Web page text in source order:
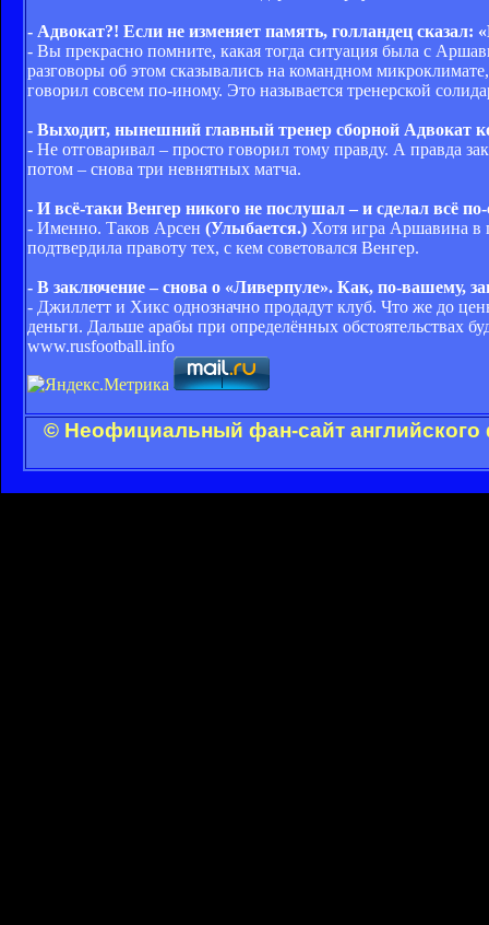
- Адвокат?! Если не изменяет память, голландец сказал:
- Вы прекрасно помните, какая тогда ситуация была с
разговоры об этом сказывались на командном
говорил совсем по-иному. Это называется тренерской
- Выходит, нынешний главный тренер сборной Адвокат
- Не отговаривал – просто говорил тому правду. А правда
потом – снова три невнятных матча.
- И всё-таки Венгер никого не послушал – и сделал всё по-
- Именно. Таков Арсен (Улыбается.) Хотя игра Аршавина в
подтвердила правоту тех, с кем советовался Венгер.
- В заключение – снова о «Ливерпуле». Как, по-вашему,
- Джиллетт и Хикс однозначно продадут клуб. Что же до
деньги. Дальше арабы при определённых обстоятельствах
www.rusfootball.info
© Неофициальный фан-сайт английского